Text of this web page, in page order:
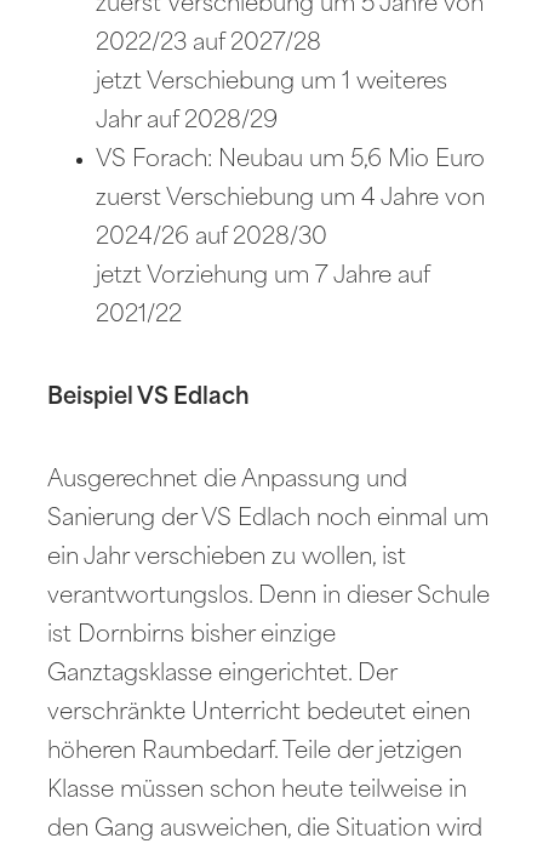
zuerst Verschiebung um 5 Jahre von
2022/23 auf 2027/28
jetzt Verschiebung um 1 weiteres
Jahr auf 2028/29
VS Forach: Neubau um 5,6 Mio Euro
zuerst Verschiebung um 4 Jahre von
2024/26 auf 2028/30
jetzt Vorziehung um 7 Jahre auf
2021/22
Beispiel VS Edlach
Ausgerechnet die Anpassung und
Sanierung der VS Edlach noch einmal um
ein Jahr verschieben zu wollen, ist
verantwortungslos. Denn in dieser Schule
ist Dornbirns bisher einzige
Ganztagsklasse eingerichtet. Der
verschränkte Unterricht bedeutet einen
höheren Raumbedarf. Teile der jetzigen
Klasse müssen schon heute teilweise in
den Gang ausweichen, die Situation wird